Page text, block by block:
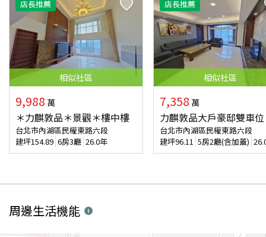
店長推薦
相似社區
9,988 萬
＊力麒敦品＊景觀＊樓中樓
台北市內湖區民權東路六段
建坪154.89 6房3廳 26.0年
店長推薦
相似社區
7,358 萬
力麒敦品大戶豪邸雙車位
台北市內湖區民權東路六段
建坪96.11 5房2廳(含加蓋)
周邊生活機能